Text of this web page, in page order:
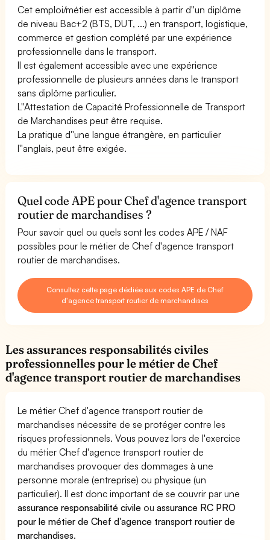
Cet emploi/métier est accessible à partir d''un diplôme
de niveau Bac+2 (BTS, DUT, ...) en transport, logistique,
commerce et gestion complété par une expérience
professionnelle dans le transport.
Il est également accessible avec une expérience
professionnelle de plusieurs années dans le transport
sans diplôme particulier.
L''Attestation de Capacité Professionnelle de Transport
de Marchandises peut être requise.
La pratique d''une langue étrangère, en particulier
l''anglais, peut être exigée.
Quel code APE pour Chef d'agence transport
routier de marchandises ?
Pour savoir quel ou quels sont les codes APE / NAF
possibles pour le métier de Chef d'agence transport
routier de marchandises.
Consultez cette page dédiée aux codes APE de Chef
d'agence transport routier de marchandises
Les assurances responsabilités civiles
professionnelles pour le métier de Chef
d'agence transport routier de marchandises
Le métier Chef d'agence transport routier de
marchandises nécessite de se protéger contre les
risques professionnels. Vous pouvez lors de l'exercice
du métier Chef d'agence transport routier de
marchandises provoquer des dommages à une
personne morale (entreprise) ou physique (un
particulier). Il est donc important de se couvrir par une
assurance responsabilité civile ouassurance RC PRO
pour le métier de Chef d'agence transport routier de
marchandises.